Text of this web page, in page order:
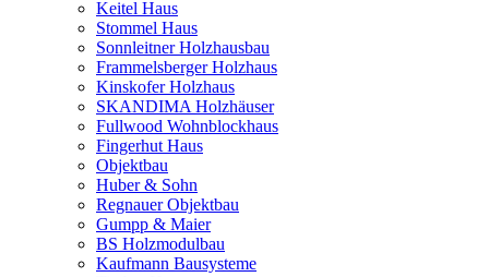
Keitel Haus
Stommel Haus
Sonnleitner Holzhausbau
Frammelsberger Holzhaus
Kinskofer Holzhaus
SKANDIMA Holzhäuser
Fullwood Wohnblockhaus
Fingerhut Haus
Objektbau
Huber & Sohn
Regnauer Objektbau
Gumpp & Maier
BS Holzmodulbau
Kaufmann Bausysteme